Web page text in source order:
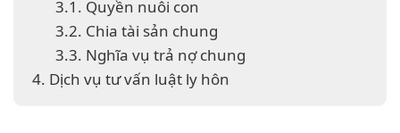
3.1. Quyền nuôi con
3.2. Chia tài sản chung
3.3. Nghĩa vụ trả nợ chung
4. Dịch vụ tư vấn luật ly hôn